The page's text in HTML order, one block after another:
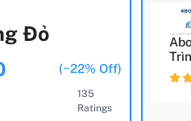
Đỏ
(~22% Off)
135
Ratings